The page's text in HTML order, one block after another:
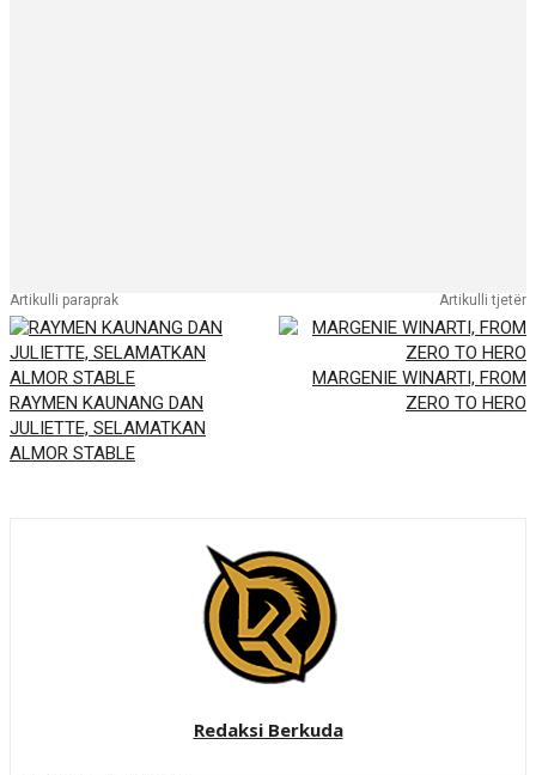
Artikulli paraprak
RAYMEN KAUNANG DAN
JULIETTE, SELAMATKAN
ALMOR STABLE
Artikulli tjetër
MARGENIE WINARTI, FROM
ZERO TO HERO
Redaksi Berkuda